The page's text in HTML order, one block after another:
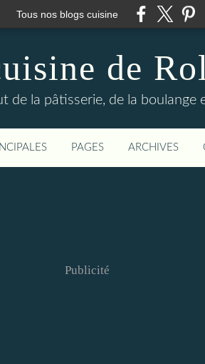
Tous nos blogs cuisine
de
de la pâtisserie, de la boulange
PAGES ARCHIVES
Publicité